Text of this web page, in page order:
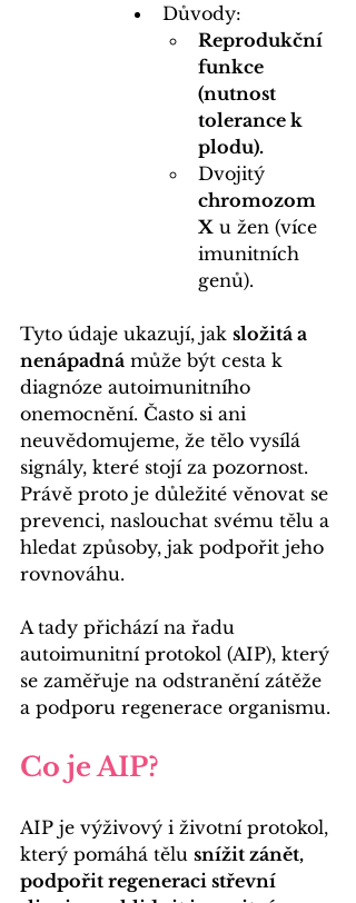
Důvody:
Reprodukční
funkce
(nutnost
tolerance k
plodu).
Dvojitý
chromozom
X u žen (více
imunitních
genů).
Tyto údaje ukazují, jak složitá a
nenápadná může být cesta k
diagnóze autoimunitního
onemocnění. Často si ani
neuvědomujeme, že tělo vysílá
signály, které stojí za pozornost.
Právě proto je důležité věnovat se
prevenci, naslouchat svému tělu a
hledat způsoby, jak podpořit jeho
rovnováhu.
A tady přichází na řadu
autoimunitní protokol (AIP), který
se zaměřuje na odstranění zátěže
a podporu regenerace organismu.
Co je AIP?
AIP je výživový i životní protokol,
který pomáhá tělu snížit zánět,
podpořit regeneraci střevní